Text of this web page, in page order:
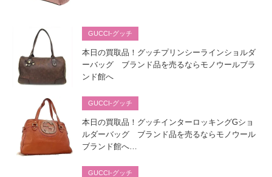
GUCCI-グッチ
本日の買取品！グッチプリンシーラインショルダ
ーバッグ ブランド品を売るならモノウールブラ
ンド館へ
GUCCI-グッチ
本日の買取品！グッチインターロッキングGショ
ルダーバッグ ブランド品を売るならモノウール
ブランド館へ…
GUCCI-グッチ